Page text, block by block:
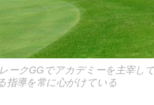
ークGGでアカデミーを主宰し
指導を常に心がけている